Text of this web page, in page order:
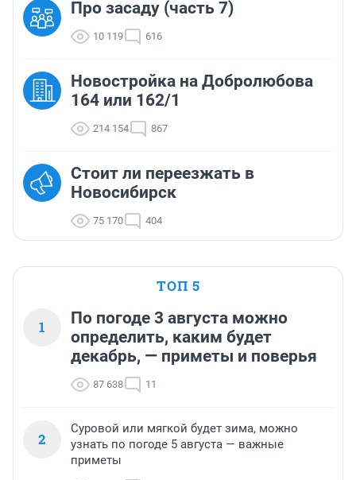
Про засаду (часть 7)
10 119 616
Новостройка на Добролюбова
164 или 162/1
214 154 867
Стоит ли переезжать в
Новосибирск
75 170 404
ТОП 5
1
По погоде 3 августа можно
определить, каким будет
декабрь, — приметы и поверья
87 638 11
2
Суровой или мягкой будет зима, можно
узнать по погоде 5 августа — важные
приметы